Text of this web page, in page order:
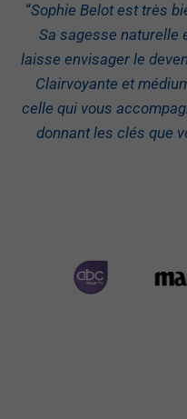
“Sophie Belot est très
Sa sagesse naturelle
laisse envisager le
Clairvoyante et
celle qui vous
donnant les clés que